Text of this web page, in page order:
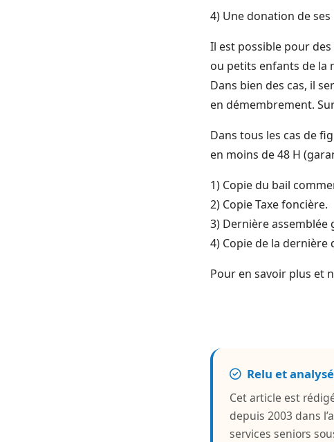
4) Une donation de ses
Il est possible pour des
ou petits enfants de la
Dans bien des cas, il
en démembrement.
Dans tous les cas de
en moins de 48 H
1) Copie du bail
2) Copie Taxe foncière.
3) Dernière assemblée
4) Copie de la dernière
Pour en savoir plus et
Relu et
Cet article est
depuis 2003 dans
services seniors